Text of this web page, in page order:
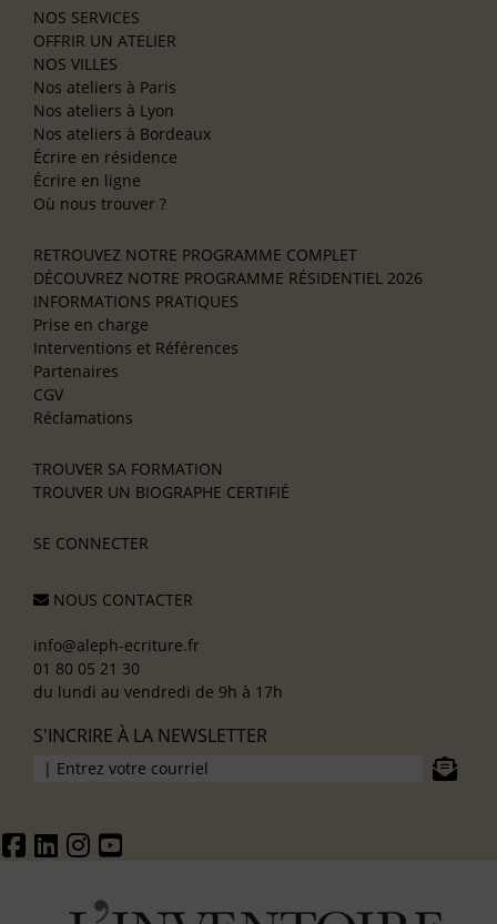
NOS SERVICES
OFFRIR UN ATELIER
NOS VILLES
Nos ateliers à Paris
Nos ateliers à Lyon
Nos ateliers à Bordeaux
Écrire en résidence
Écrire en ligne
Où nous trouver ?
RETROUVEZ NOTRE PROGRAMME COMPLET
DÉCOUVREZ NOTRE PROGRAMME RÉSIDENTIEL 2026
INFORMATIONS PRATIQUES
Prise en charge
Interventions et Références
Partenaires
CGV
Réclamations
TROUVER SA FORMATION
TROUVER UN BIOGRAPHE CERTIFIÉ
SE CONNECTER
NOUS CONTACTER
info@aleph-ecriture.fr
01 80 05 21 30
du lundi au vendredi de 9h à 17h
S'INCRIRE À LA NEWSLETTER